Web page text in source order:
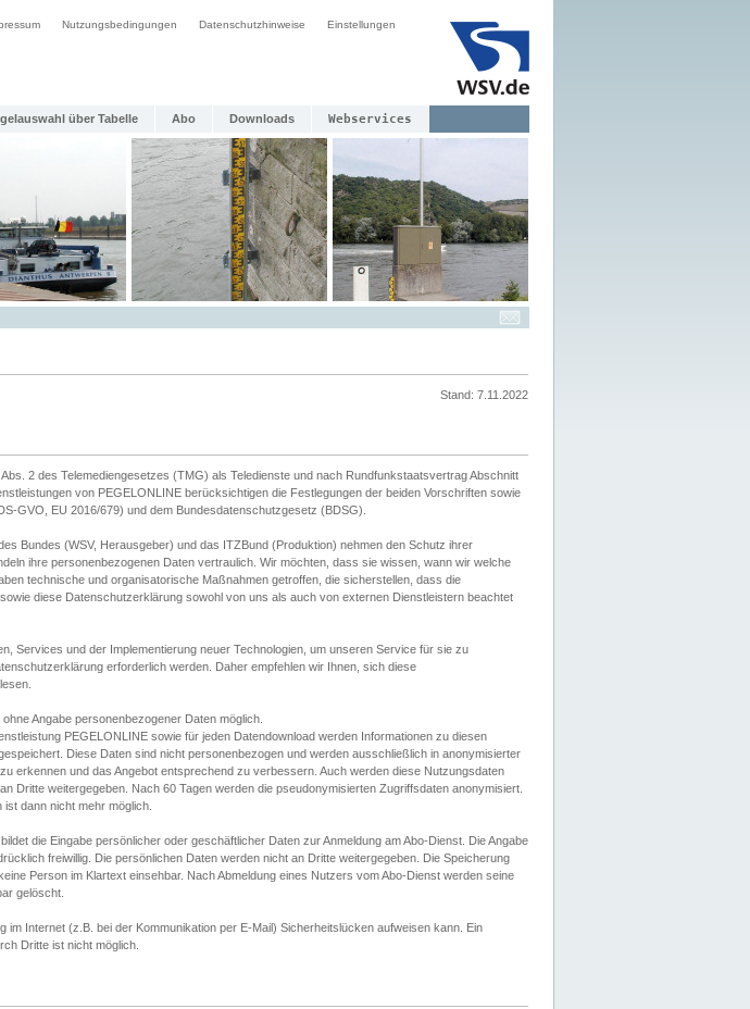
Nutzungsbedingungen Datenschutzhinweise Einstellungen
über Tabelle Abo Downloads Webservices
Stand: 7.11.2022
2 des Telemediengesetzes (TMG) als Teledienste und nach Rundfunkstaatsvertrag Abschnitt
von PEGELONLINE berücksichtigen die Festlegungen der beiden Vorschriften sowie
GVO, EU 2016/679) und dem Bundesdatenschutzgesetz (BDSG).
Bundes (WSV, Herausgeber) und das ITZBund (Produktion) nehmen den Schutz ihrer
ihre personenbezogenen Daten vertraulich. Wir möchten, dass sie wissen, wann wir welche
technische und organisatorische Maßnahmen getroffen, die sicherstellen, dass die
diese Datenschutzerklärung sowohl von uns als auch von externen Dienstleistern beachtet
Services und der Implementierung neuer Technologien, um unseren Service für sie zu
erforderlich werden. Daher empfehlen wir Ihnen, sich diese
Angabe personenbezogener Daten möglich.
PEGELONLINE sowie für jeden Datendownload werden Informationen zu diesen
Diese Daten sind nicht personenbezogen und werden ausschließlich in anonymisierter
erkennen und das Angebot entsprechend zu verbessern. Auch werden diese Nutzungsdaten
Dritte weitergegeben. Nach 60 Tagen werden die pseudonymisierten Zugriffsdaten anonymisiert.
dann nicht mehr möglich.
die Eingabe persönlicher oder geschäftlicher Daten zur Anmeldung am Abo-Dienst. Die Angabe
freiwillig. Die persönlichen Daten werden nicht an Dritte weitergegeben. Die Speicherung
Person im Klartext einsehbar. Nach Abmeldung eines Nutzers vom Abo-Dienst werden seine
gelöscht.
im Internet (z.B. bei der Kommunikation per E-Mail) Sicherheitslücken aufweisen kann. Ein
Dritte ist nicht möglich.